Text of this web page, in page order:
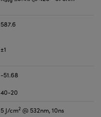
587.6
±1
-51.68
40-20
5 J/cm2 @ 532nm, 10ns